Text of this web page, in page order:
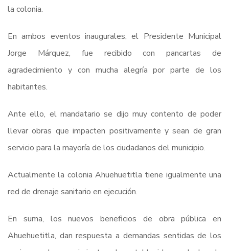
la colonia.
En ambos eventos inaugurales, el Presidente Municipal
Jorge Márquez, fue recibido con pancartas de
agradecimiento y con mucha alegría por parte de los
habitantes.
Ante ello, el mandatario se dijo muy contento de poder
llevar obras que impacten positivamente y sean de gran
servicio para la mayoría de los ciudadanos del municipio.
Actualmente la colonia Ahuehuetitla tiene igualmente una
red de drenaje sanitario en ejecución.
En suma, los nuevos beneficios de obra pública en
Ahuehuetitla, dan respuesta a demandas sentidas de los